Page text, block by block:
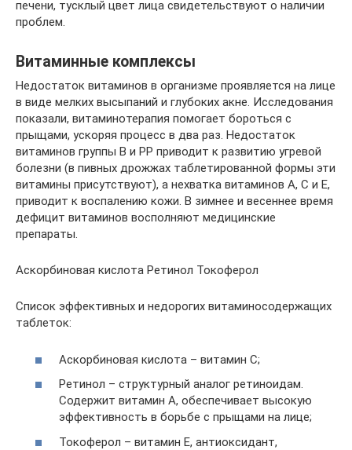
печени, тусклый цвет лица свидетельствуют о наличии
проблем.
Витаминные комплексы
Недостаток витаминов в организме проявляется на лице
в виде мелких высыпаний и глубоких акне. Исследования
показали, витаминотерапия помогает бороться с
прыщами, ускоряя процесс в два раз. Недостаток
витаминов группы В и РР приводит к развитию угревой
болезни (в пивных дрожжах таблетированной формы эти
витамины присутствуют), а нехватка витаминов А, С и Е,
приводит к воспалению кожи. В зимнее и весеннее время
дефицит витаминов восполняют медицинские
препараты.
Аскорбиновая кислота Ретинол Токоферол
Список эффективных и недорогих витаминосодержащих
таблеток:
Аскорбиновая кислота – витамин С;
Ретинол – структурный аналог ретиноидам.
Содержит витамин А, обеспечивает высокую
эффективность в борьбе с прыщами на лице;
Токоферол – витамин Е, антиоксидант,